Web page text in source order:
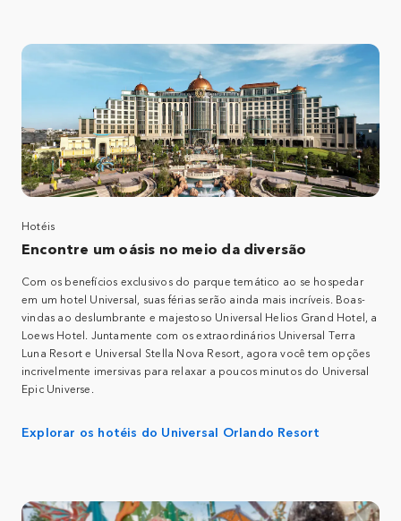
Hotéis
Encontre um oásis no meio da diversão
Com os benefícios exclusivos do parque temático ao se hospedar
em um hotel Universal, suas férias serão ainda mais incríveis. Boas-
vindas ao deslumbrante e majestoso Universal Helios Grand Hotel, a
Loews Hotel. Juntamente com os extraordinários Universal Terra
Luna Resort e Universal Stella Nova Resort, agora você tem opções
incrivelmente imersivas para relaxar a poucos minutos do Universal
Epic Universe.
Explorar os hotéis do Universal Orlando Resort